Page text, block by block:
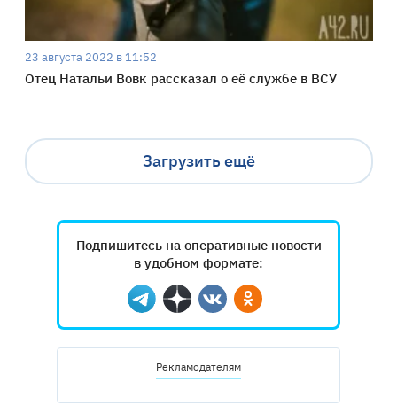
23 августа 2022 в 11:52
Отец Натальи Вовк рассказал о её службе в ВСУ
Загрузить ещё
Подпишитесь на оперативные новости
в удобном формате:
Telegram
ДзенВконтактеОдноклассники
Рекламодателям